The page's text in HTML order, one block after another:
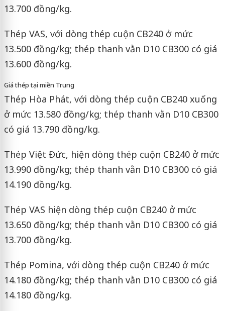
13.700 đồng/kg.
Thép VAS, với dòng thép cuộn CB240 ở mức
13.500 đồng/kg; thép thanh vằn D10 CB300 có giá
13.600 đồng/kg.
Giá thép tại miền Trung
Thép Hòa Phát, với dòng thép cuộn CB240 xuống
ở mức 13.580 đồng/kg; thép thanh vằn D10 CB300
có giá 13.790 đồng/kg.
Thép Việt Đức, hiện dòng thép cuộn CB240 ở mức
13.990 đồng/kg; thép thanh vằn D10 CB300 có giá
14.190 đồng/kg.
Thép VAS hiện dòng thép cuộn CB240 ở mức
13.650 đồng/kg; thép thanh vằn D10 CB300 có giá
13.700 đồng/kg.
Thép Pomina, với dòng thép cuộn CB240 ở mức
14.180 đồng/kg; thép thanh vằn D10 CB300 có giá
14.180 đồng/kg.